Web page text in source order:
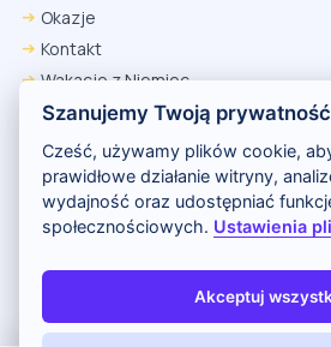
Okazje
Kontakt
Wakacje z Niemiec
Polityka Prywatności
Wakacje w Egipcie
Rankingi hoteli
Kontakt i reklama
Polityka
Copyright (c) 2026 Odkryj Wakacje
Szanujemy Twoją
Cześć, używamy plików cookie,
prawidłowe działanie witryny,
wydajność oraz udostępniać
społecznościowych. Ustawienia
Akceptuj